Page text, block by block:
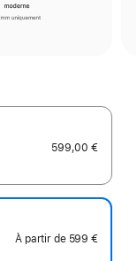
599,00 €
À partir de 599 €